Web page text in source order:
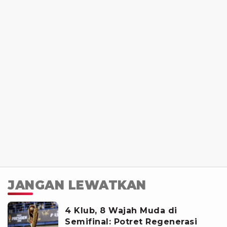
JANGAN LEWATKAN
4 Klub, 8 Wajah Muda di
Semifinal: Potret Regenerasi